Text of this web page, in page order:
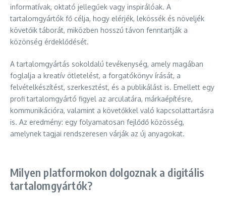
informatívak, oktató jellegűek vagy inspirálóak. A
tartalomgyártók fő célja, hogy elérjék, lekössék és növeljék
követőik táborát, miközben hosszú távon fenntartják a
közönség érdeklődését.
A tartalomgyártás sokoldalú tevékenység, amely magában
foglalja a kreatív ötletelést, a forgatókönyv írását, a
felvételkészítést, szerkesztést, és a publikálást is. Emellett egy
profi tartalomgyártó figyel az arculatára, márkaépítésre,
kommunikációra, valamint a követőkkel való kapcsolattartásra
is. Az eredmény: egy folyamatosan fejlődő közösség,
amelynek tagjai rendszeresen várják az új anyagokat.
Milyen platformokon dolgoznak a digitális
tartalomgyártók?